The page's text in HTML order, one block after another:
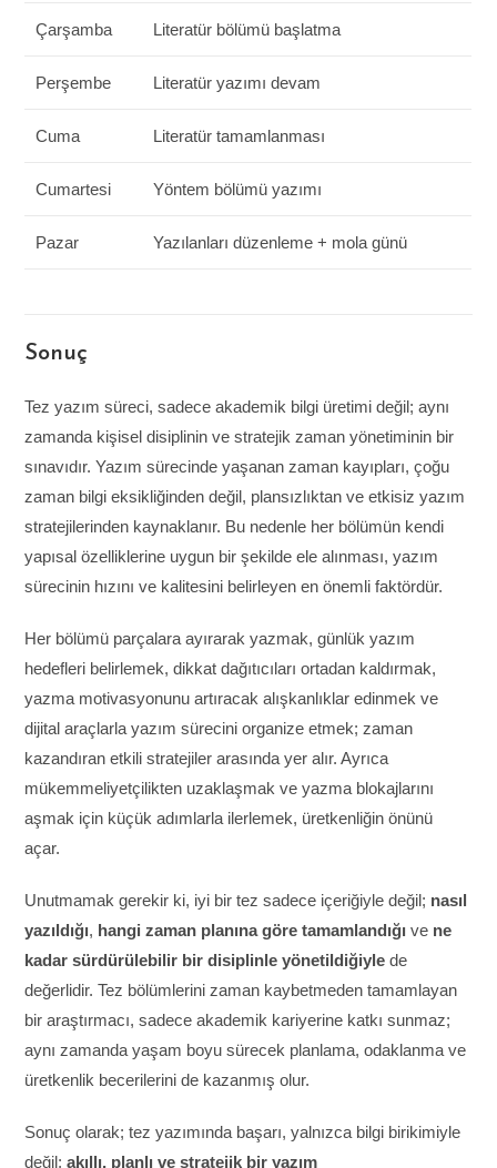
Çarşamba Literatür bölümü başlatma
Perşembe Literatür yazımı devam
Cuma Literatür tamamlanması
Cumartesi Yöntem bölümü yazımı
Pazar Yazılanları düzenleme + mola günü
Sonuç
Tez yazım süreci, sadece akademik bilgi üretimi değil; aynı
zamanda kişisel disiplinin ve stratejik zaman yönetiminin bir
sınavıdır. Yazım sürecinde yaşanan zaman kayıpları, çoğu
zaman bilgi eksikliğinden değil, plansızlıktan ve etkisiz yazım
stratejilerinden kaynaklanır. Bu nedenle her bölümün kendi
yapısal özelliklerine uygun bir şekilde ele alınması, yazım
sürecinin hızını ve kalitesini belirleyen en önemli faktördür.
Her bölümü parçalara ayırarak yazmak, günlük yazım
hedefleri belirlemek, dikkat dağıtıcıları ortadan kaldırmak,
yazma motivasyonunu artıracak alışkanlıklar edinmek ve
dijital araçlarla yazım sürecini organize etmek; zaman
kazandıran etkili stratejiler arasında yer alır. Ayrıca
mükemmeliyetçilikten uzaklaşmak ve yazma blokajlarını
aşmak için küçük adımlarla ilerlemek, üretkenliğin önünü
açar.
Unutmamak gerekir ki, iyi bir tez sadece içeriğiyle değil; nasıl
yazıldığı, hangi zaman planına göre tamamlandığı ve ne
kadar sürdürülebilir bir disiplinle yönetildiğiyle de
değerlidir. Tez bölümlerini zaman kaybetmeden tamamlayan
bir araştırmacı, sadece akademik kariyerine katkı sunmaz;
aynı zamanda yaşam boyu sürecek planlama, odaklanma ve
üretkenlik becerilerini de kazanmış olur.
Sonuç olarak; tez yazımında başarı, yalnızca bilgi birikimiyle
değil;akıllı, planlı ve stratejik bir yazım